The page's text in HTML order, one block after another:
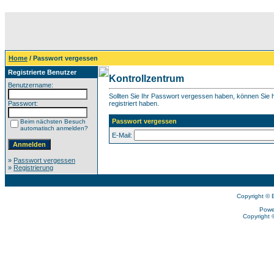
Home / Passwort vergessen
Registrierte Benutzer
Benutzername:
Passwort:
Beim nächsten Besuch
automatisch anmelden?
» Passwort vergessen
» Registrierung
Kontrollzentrum
Sollten Sie Ihr Passwort vergessen haben, können
registriert haben.
Passwort vergessen
E-Mail:
Copyright ©
Copyright